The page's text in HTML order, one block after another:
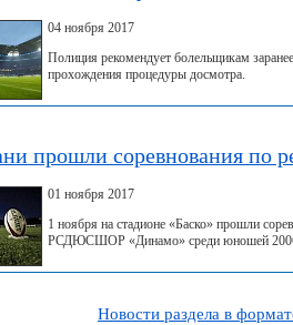
04 ноября 2017
Полиция рекомендует болельщикам
прохождения процедуры досмотра.
прошли соревнования по
01 ноября 2017
1 ноября на стадионе «Баско» прошли
РСДЮСШОР «Динамо» среди юношей
Новости раздела в